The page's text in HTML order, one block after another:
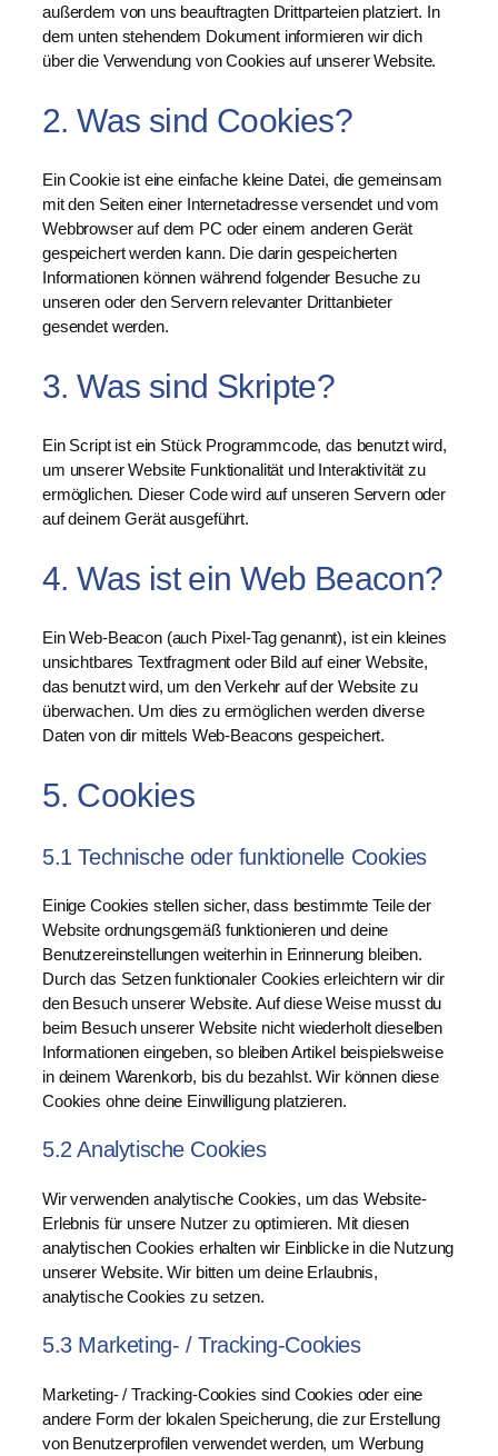
außerdem von uns beauftragten Drittparteien platziert. In
dem unten stehendem Dokument informieren wir dich
über die Verwendung von Cookies auf unserer Website.
2. Was sind Cookies?
Ein Cookie ist eine einfache kleine Datei, die gemeinsam
mit den Seiten einer Internetadresse versendet und vom
Webbrowser auf dem PC oder einem anderen Gerät
gespeichert werden kann. Die darin gespeicherten
Informationen können während folgender Besuche zu
unseren oder den Servern relevanter Drittanbieter
gesendet werden.
3. Was sind Skripte?
Ein Script ist ein Stück Programmcode, das benutzt wird,
um unserer Website Funktionalität und Interaktivität zu
ermöglichen. Dieser Code wird auf unseren Servern oder
auf deinem Gerät ausgeführt.
4. Was ist ein Web Beacon?
Ein Web-Beacon (auch Pixel-Tag genannt), ist ein kleines
unsichtbares Textfragment oder Bild auf einer Website,
das benutzt wird, um den Verkehr auf der Website zu
überwachen. Um dies zu ermöglichen werden diverse
Daten von dir mittels Web-Beacons gespeichert.
5. Cookies
5.1 Technische oder funktionelle Cookies
Einige Cookies stellen sicher, dass bestimmte Teile der
Website ordnungsgemäß funktionieren und deine
Benutzereinstellungen weiterhin in Erinnerung bleiben.
Durch das Setzen funktionaler Cookies erleichtern wir dir
den Besuch unserer Website. Auf diese Weise musst du
beim Besuch unserer Website nicht wiederholt dieselben
Informationen eingeben, so bleiben Artikel beispielsweise
in deinem Warenkorb, bis du bezahlst. Wir können diese
Cookies ohne deine Einwilligung platzieren.
5.2 Analytische Cookies
Wir verwenden analytische Cookies, um das Website-
Erlebnis für unsere Nutzer zu optimieren. Mit diesen
analytischen Cookies erhalten wir Einblicke in die Nutzung
unserer Website. Wir bitten um deine Erlaubnis,
analytische Cookies zu setzen.
5.3 Marketing- / Tracking-Cookies
Marketing- / Tracking-Cookies sind Cookies oder eine
andere Form der lokalen Speicherung, die zur Erstellung
von Benutzerprofilen verwendet werden, um Werbung